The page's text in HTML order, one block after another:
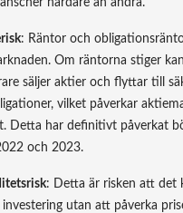
hårdare än andra.
: Räntor och
Om räntorna stiger
säljer aktier och flyttar till
vilket påverkar
Detta har definitivt påverkat
och 2023.
: Detta är risken att det
investering utan att påverka